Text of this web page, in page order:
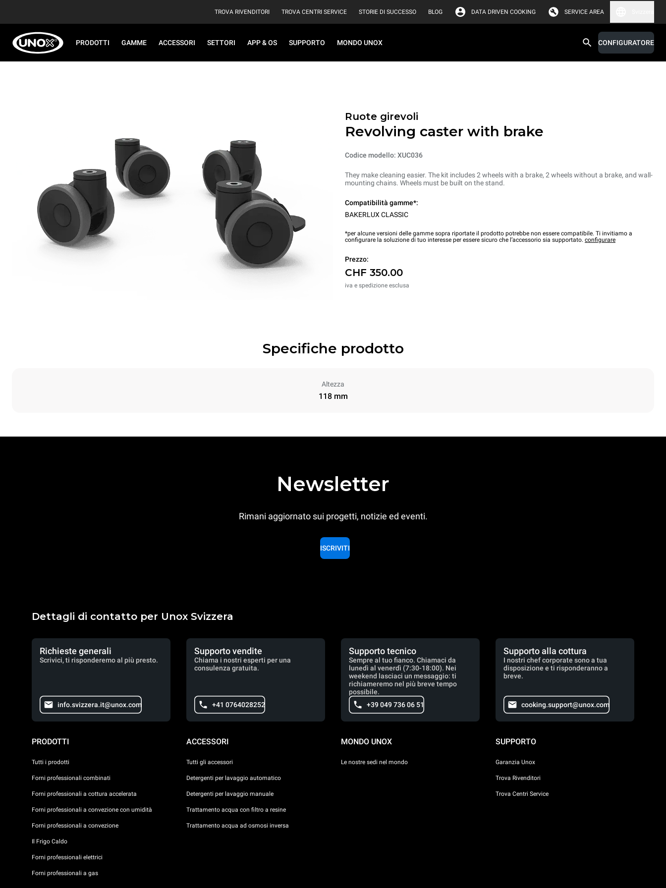
TROVA RIVENDITORI TROVA CENTRI SERVICE STORIE DI SUCCESSO BLOG DATA DRIVEN COOKING SERVICE AREA
PRODOTTI GAMME ACCESSORI SETTORI APP & OS SUPPORTO MONDO UNOX CONFIGURATORE
Ruote girevoli
Revolving caster with brake
Codice modello: XUC036
They make cleaning easier. The kit includes 2 wheels with a brake, 2 wheels without a brake, and wall-
mounting chains. Wheels must be built on the stand.
Compatibilità gamme*:
BAKERLUX CLASSIC
*per alcune versioni delle gamme sopra riportate il prodotto potrebbe non essere compatibile. Ti invitiamo a
configurare la soluzione di tuo interesse per essere sicuro che l’accessorio sia supportato. configurare
Prezzo:
CHF 350.00
iva e spedizione esclusa
Specifiche prodotto
Altezza
118 mm
Newsletter
Rimani aggiornato sui progetti, notizie ed eventi.
ISCRIVITI
Dettagli di contatto per Unox Svizzera
Richieste generali
Scrivici, ti risponderemo al più presto.
info.svizzera.it@unox.com
Supporto vendite
Chiama i nostri esperti per una
consulenza gratuita.
+41 0764028252
Supporto tecnico
Sempre al tuo fianco. Chiamaci da
lunedì al venerdì (7:30-18:00). Nei
weekend lasciaci un messaggio: ti
richiameremo nel più breve tempo
possibile.
+39 049 736 06 51
Supporto alla cottura
I nostri chef corporate sono a tua
disposizione e ti risponderanno a
breve.
cooking.support@unox.com
PRODOTTI
Tutti i prodotti
Forni professionali combinati
Forni professionali a cottura accelerata
Forni professionali a convezione con umidità
Forni professionali a convezione
Il Frigo Caldo
Forni professionali elettrici
Forni professionali a gas
ACCESSORI
Tutti gli accessori
Detergenti per lavaggio automatico
Detergenti per lavaggio manuale
Trattamento acqua con filtro a resine
Trattamento acqua ad osmosi inversa
MONDO UNOX
Le nostre sedi nel mondo
SUPPORTO
Garanzia Unox
Trova Rivenditori
Trova Centri Service